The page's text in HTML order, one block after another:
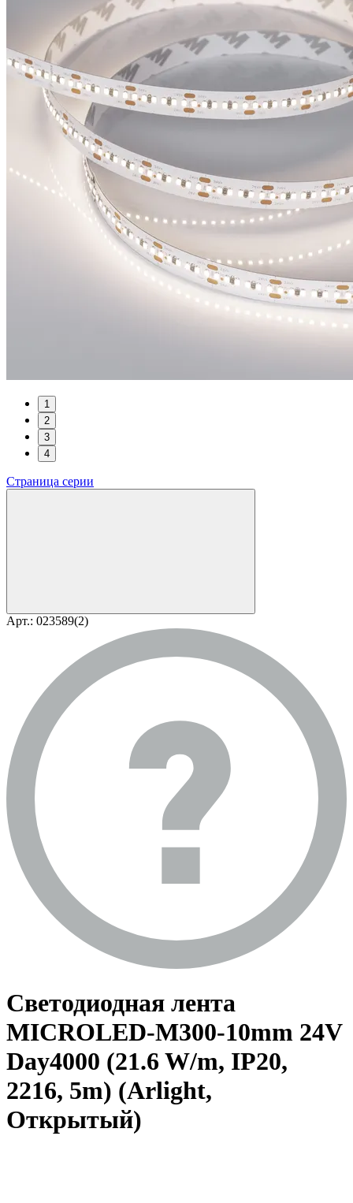
1
2
3
4
Страница серии
Арт.: 023589(2)
Светодиодная лента
MICROLED-M300-10mm 24V
Day4000 (21.6 W/m, IP20,
2216, 5m) (Arlight,
Открытый)